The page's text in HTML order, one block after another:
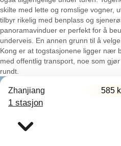
skilte med lette og romslige vogner,
tilbyr rikelig med benplass og
panoramavinduer er perfekt for å
underveis. En annen grunn til å
Kong er at togstasjonene ligger nær
med offentlig transport, noe som
rundt.
Zhanjiang 585
1 stasjon